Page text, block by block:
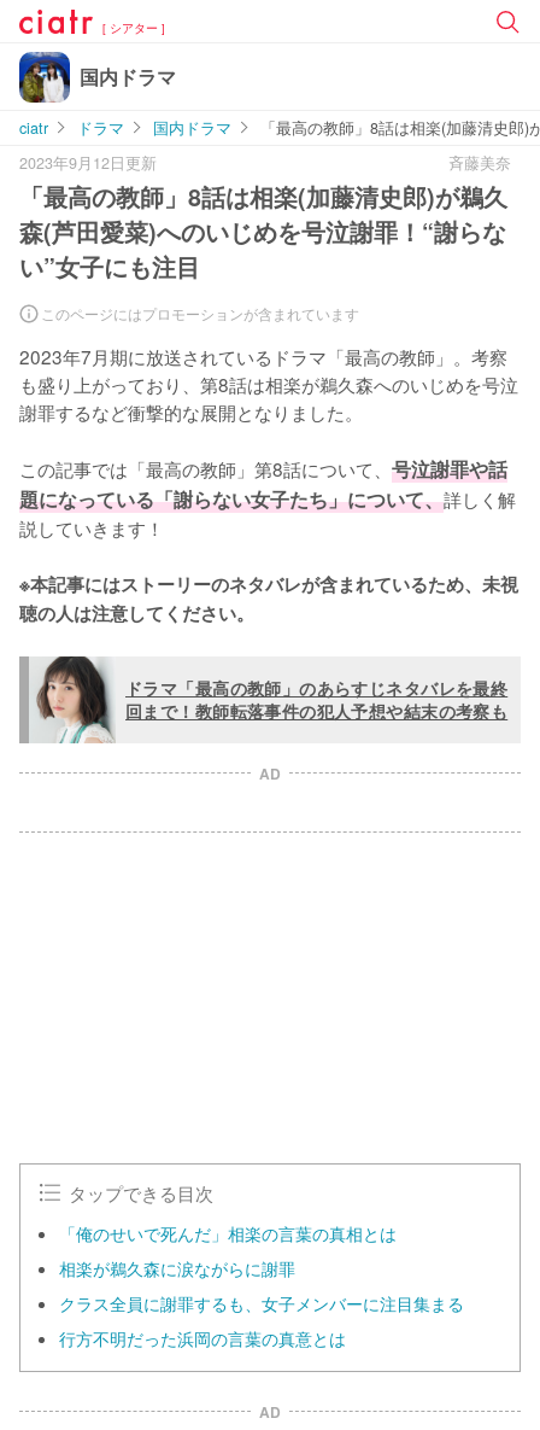
[ シアター ]
国内ドラマ
ciatr ドラマ 国内ドラマ
「最高の教師」8話は相楽(加藤清史郎
2023年9月12日更新
斉藤美奈
「最高の教師」8話は相楽(加藤清史郎)が鵜久
森(芦田愛菜)へのいじめを号泣謝罪！“謝らな
い”女子にも注目
このページにはプロモーションが含まれています
2023年7月期に放送されているドラマ「最高の教師」。考察
も盛り上がっており、第8話は相楽が鵜久森へのいじめを号泣
謝罪するなど衝撃的な展開となりました。
この記事では「最高の教師」第8話について、 号泣謝罪や話
題になっている「謝らない女子たち」について、詳しく解
説していきます！
※本記事にはストーリーのネタバレが含まれているため、未視
聴の人は注意してください。
ドラマ「最高の教師」のあらすじネタバレを最終
回まで！教師転落事件の犯人予想や結末の考察も
AD
タップできる目次
「俺のせいで死んだ」相楽の言葉の真相とは
相楽が鵜久森に涙ながらに謝罪
クラス全員に謝罪するも、女子メンバーに注目集まる
行方不明だった浜岡の言葉の真意とは
AD